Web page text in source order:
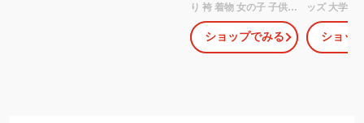
り 袴 着物 女の子 子供
パール ベビー りぼん
【チュールリボンとオー
ロラパールのちりめん桜
ショップでみる
ッズ 大学生
セサリー 着
リボン 浴衣
式 ヘッドド
ショッ